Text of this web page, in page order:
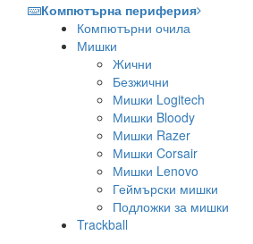
Компютърна периферия
Компютърни очила
Мишки
Жични
Безжични
Мишки Logitech
Мишки Bloody
Мишки Razer
Мишки Corsair
Мишки Lenovo
Геймърски мишки
Подложки за мишки
Trackball